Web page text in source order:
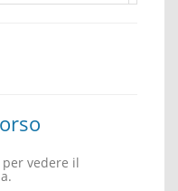
vedere il